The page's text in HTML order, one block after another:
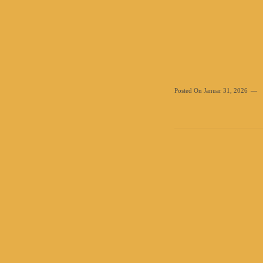
Posted On Januar 31, 2026